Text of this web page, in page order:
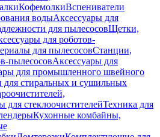
КофемолкиВспениватели
водыАксессуары для
для пылесосовЩетки,
для роботов-
для пылесосовСтанции,
пылесосовАксессуары для
для промышленного швейного
для стиральных и сушильных
для стеклоочистителейТехника для
Кухонные комбайны,